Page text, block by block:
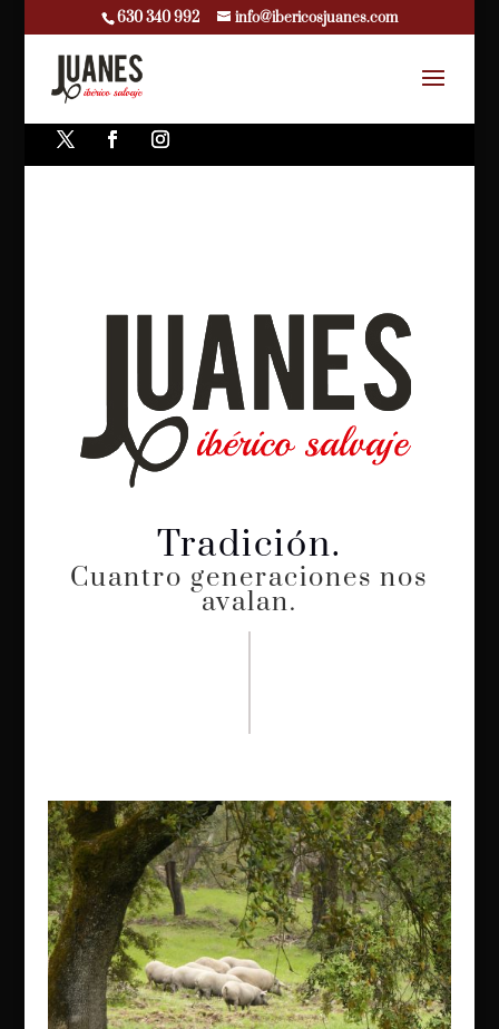
630 340 992 info@ibericosjuanes.com
Tradición.
Cuantro generaciones nos
avalan.